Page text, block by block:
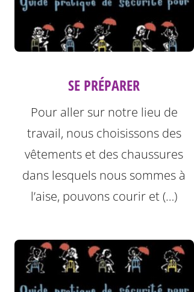
SE PRÉPARER
Pour aller sur notre lieu de
travail, nous choisissons des
vêtements et des chaussures
dans lesquels nous sommes à
l’aise, pouvons courir et (…)